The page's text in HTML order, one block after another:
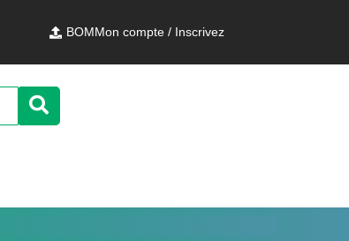
BOMMon compte / Inscrivez